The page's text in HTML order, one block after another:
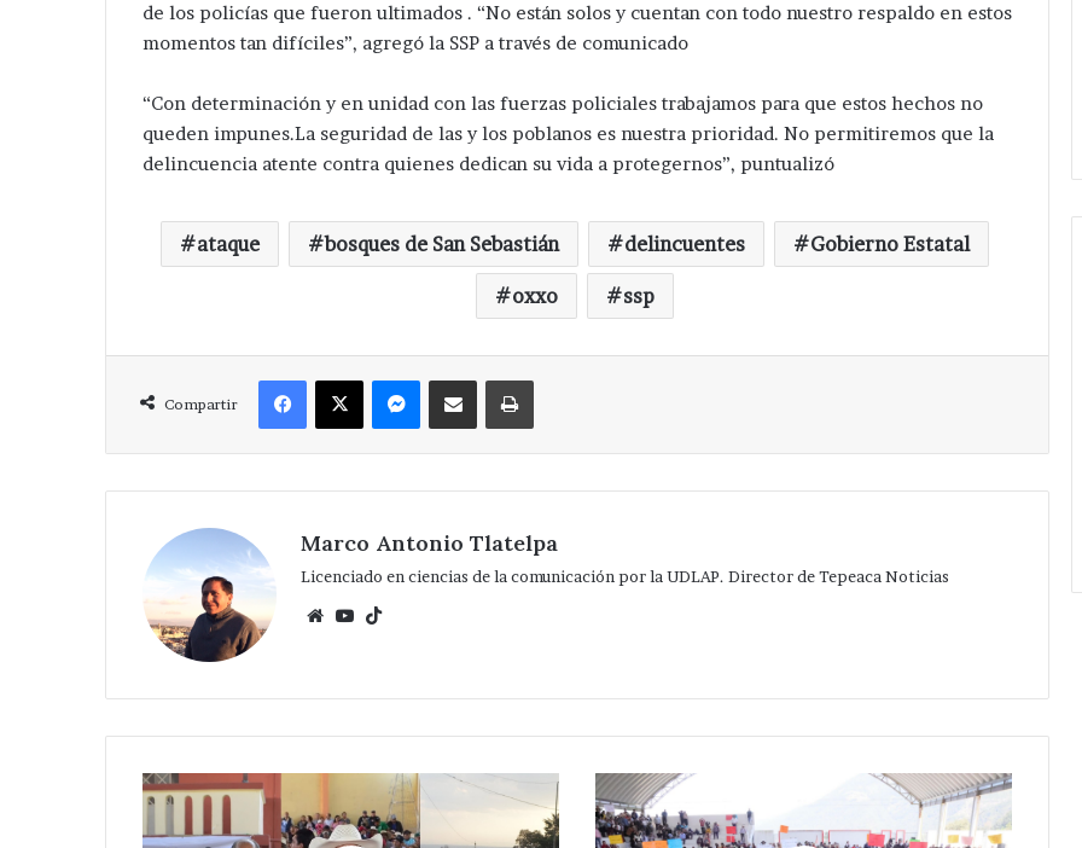
de los policías que fueron ultimados . “No están solos y cuentan con todo nuestro respaldo en estos
momentos tan difíciles”, agregó la SSP a través de comunicado
“Con determinación y en unidad con las fuerzas policiales trabajamos para que estos hechos no
queden impunes.La seguridad de las y los poblanos es nuestra prioridad. No permitiremos que la
delincuencia atente contra quienes dedican su vida a protegernos”, puntualizó
ataque bosques de San Sebastián delincuentes Gobierno Estatal
oxxo ssp
Compartir
Facebook
X MessengerCompartir via CorreoImprimir
Marco Antonio Tlatelpa
Licenciado en ciencias de la comunicación por la UDLAP. Director de Tepeaca Noticias
WebsiteYouTube
Se
reúne
edil
Faenas
comunitarias,
herramientas
;
ahora
colonia
Santa
Cecilia
Desaparece otra mujer en
Santa Cecilia .
de
central
de
San
Huixcolotla
.
Avanza investigación después
Huixcolotla .